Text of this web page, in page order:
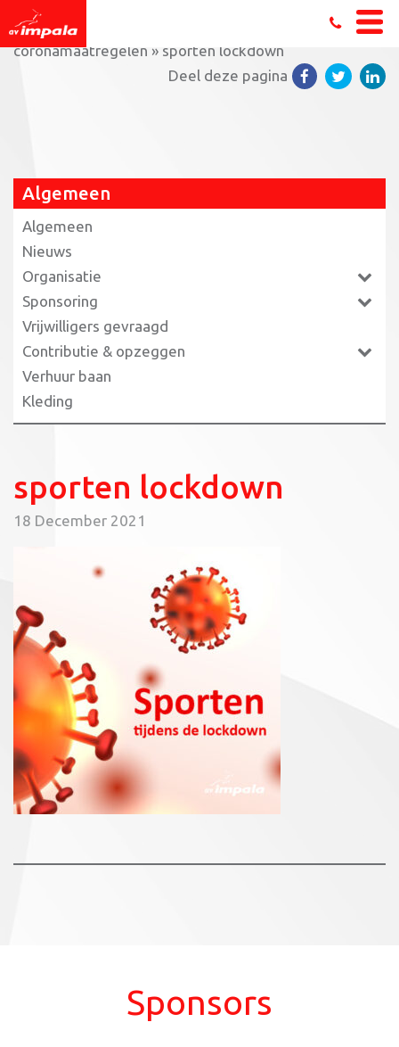
Home»Sporten bij Impala: de actuele
coronamaatregelen » sporten lockdown
Deel deze pagina
Algemeen
Algemeen
Nieuws
Organisatie
Sponsoring
Vrijwilligers gevraagd
Contributie & opzeggen
Verhuur baan
Kleding
sporten lockdown
18 December 2021
Sponsors